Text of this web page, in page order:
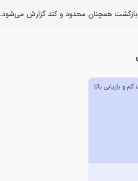
بازگشت همچنان محدود و کند گزارش می‌شود.